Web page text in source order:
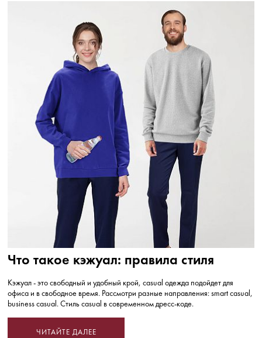
Что такое кэжуал: правила стиля
Кэжуал - это свободный и удобный крой, casual одежда подойдет для
офиса и в свободное время. Рассмотри разные направления: smart casual,
business casual. Стиль casual в современном дресс-коде.
ЧИТАЙТЕ ДАЛЕЕ